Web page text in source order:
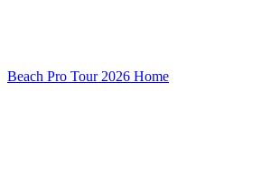
Beach Pro Tour 2026 Home